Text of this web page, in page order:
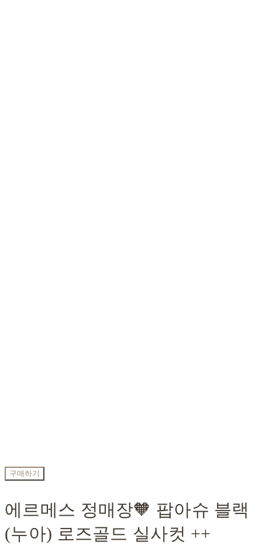
구매하기
에르메스 정매장🧡 팝아슈 블랙
(누아) 로즈골드 실사컷 ++